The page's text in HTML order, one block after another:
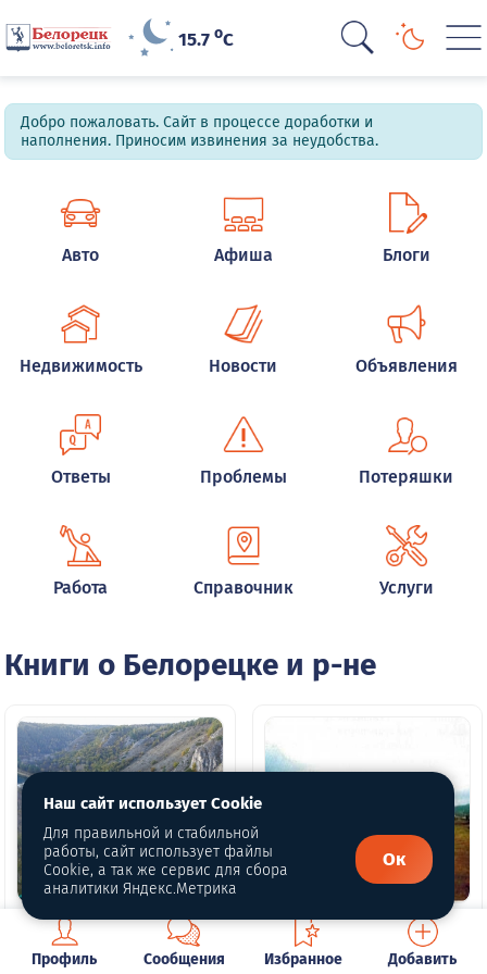
15.7oC
Добро пожаловать. Сайт в процессе доработки и
наполнения. Приносим извинения за неудобства.
Авто Афиша Блоги
Недвижимость Новости Объявления
Ответы Проблемы Потеряшки
Работа Справочник Услуги
Книги о Белорецке и р-не
Глава 3. Главные
артерии края
Глава 4. Белорецкая
узкоколейка
Профиль Сообщения Избранное Добавить
Наш сайт использует Cookie
Для правильной и стабильной
работы, сайт использует файлы
Cookie, а так же сервис для сбора
аналитики Яндекс.Метрика
Ок